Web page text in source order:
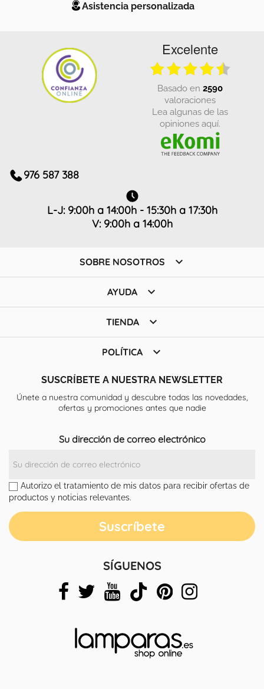
Asistencia personalizada
Excelente
basado en 2590
valoraciones
Lea algunas de las
opiniones aquí.
976 587 388
L-J: 9:00h a 14:00h - 15:30h a 17:30h
V: 9:00h a 14:00h
SOBRE NOSOTROS 
AYUDA 
TIENDA 
POLÍTICA 
SUSCRÍBETE A NUESTRA NEWSLETTER
Únete a nuestra comunidad y descubre todas las novedades,
ofertas y promociones antes que nadie
Su dirección de correo electrónico
Autorizo el tratamiento de mis datos para recibir ofertas de
productos y noticias relevantes.
SÍGUENOS